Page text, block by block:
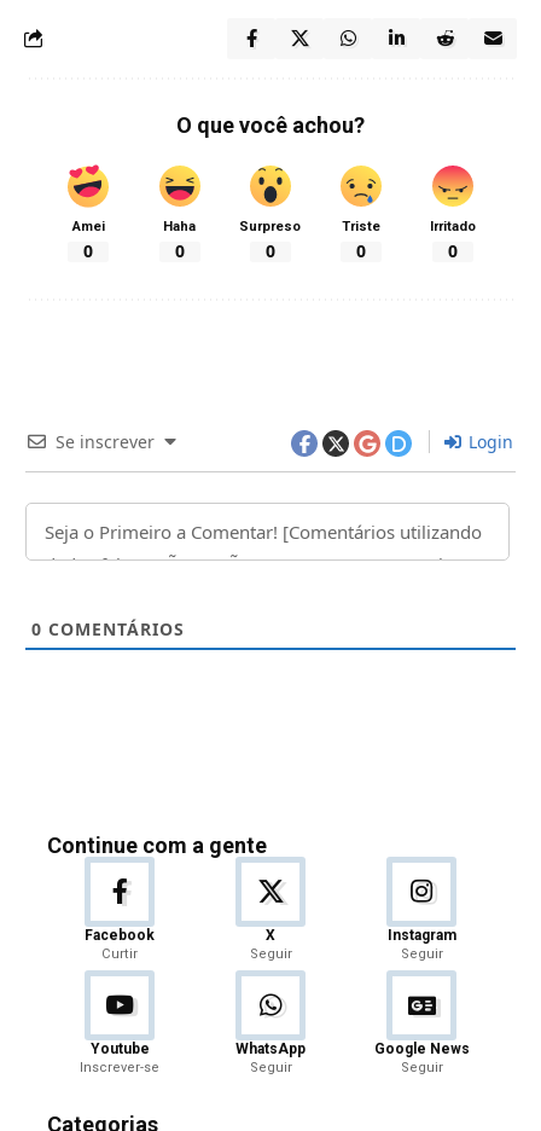
O que você achou?
Amei
0
Haha
0
Surpreso
0
Triste
0
Irritado
0
Se inscrever Login
0 COMENTÁRIOS
Continue com a gente
Facebook
Curtir
X
Seguir
Instagram
Seguir
Youtube
Inscrever-se
WhatsApp
Seguir
Google News
Seguir
Categorias